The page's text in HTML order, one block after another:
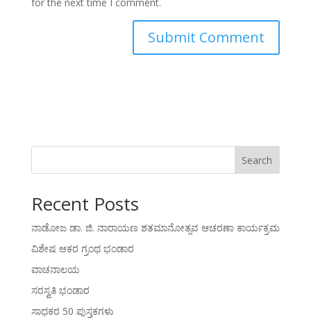
Search
Recent Posts
ನಾಡೋಜ ಡಾ. ಜಿ. ನಾರಾಯಣ ಶತಮಾನೋತ್ಸವ ಆಚರಣಾ ಕಾರ್ಯಕ್ರಮ
ವಿಶೇಷ ಆಕರ ಗ್ರಂಥ ಭಂಡಾರ
ವಾಚನಾಲಯ
ಸರಸ್ವತಿ ಭಂಡಾರ
ಸಾಧಕರ 50 ಪುಸ್ತಕಗಳು